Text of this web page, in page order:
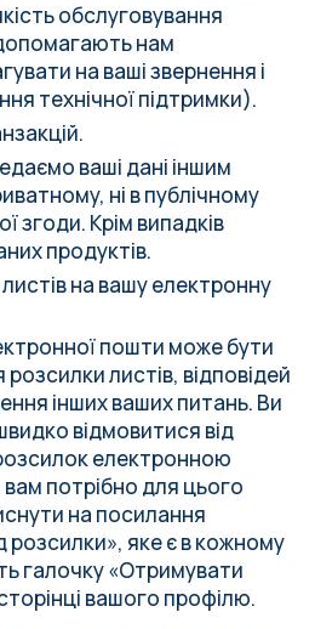
обслуговування
допомагають нам
на ваші звернення і
технічної підтримки).
ваші дані іншим
ні в публічному
згоди. Крім випадків
продуктів.
на вашу електронну
пошти може бути
листів, відповідей
інших ваших питань. Ви
відмовитися від
електронною
потрібно для цього
на посилання
розсилки», яке є в кожному
галочку «Отримувати
вашого профілю.